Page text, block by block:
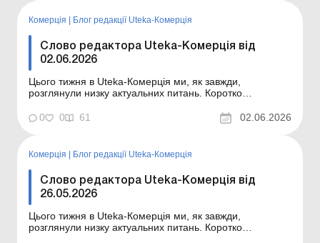
нормативу...
Комерція | Блог редакції Uteka-Комерція
Слово редактора Uteka-Комерція від
02.06.2026
Цього тижня в Uteka-Комерція ми, як завжди,
розглянули низку актуальних питань. Коротко
тижня в Uteka-Комерція. Шановні колеги! Коротко
ознайомлю вас із темами статей, опублікованих цього
працівника зай...
0 0 61 02.06.2026
Комерція Блог редакції Uteka-Комерція
Слово редактора Uteka-Комерція від
26.05.2026
Цього тижня в Uteka-Комерція ми, як завжди,
розглянули низку актуальних питань. Коротко